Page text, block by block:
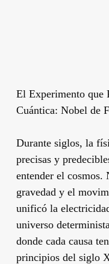
El Experimento que
Cuántica: Nobel de
Durante siglos, la
precisas y
entender el cosmos.
gravedad y el
unificó la
universo
donde cada causa
principios del siglo